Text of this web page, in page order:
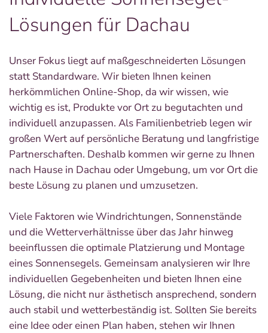
Lösungen für Dachau
Unser Fokus liegt auf maßgeschneiderten Lösungen
statt Standardware. Wir bieten Ihnen keinen
herkömmlichen Online-Shop, da wir wissen, wie
wichtig es ist, Produkte vor Ort zu begutachten und
individuell anzupassen. Als Familienbetrieb legen wir
großen Wert auf persönliche Beratung und langfristige
Partnerschaften. Deshalb kommen wir gerne zu Ihnen
nach Hause in Dachau oder Umgebung, um vor Ort die
beste Lösung zu planen und umzusetzen.
Viele Faktoren wie Windrichtungen, Sonnenstände
und die Wetterverhältnisse über das Jahr hinweg
beeinflussen die optimale Platzierung und Montage
eines Sonnensegels. Gemeinsam analysieren wir Ihre
individuellen Gegebenheiten und bieten Ihnen eine
Lösung, die nicht nur ästhetisch ansprechend, sondern
auch stabil und wetterbeständig ist. Sollten Sie bereits
eine Idee oder einen Plan haben, stehen wir Ihnen